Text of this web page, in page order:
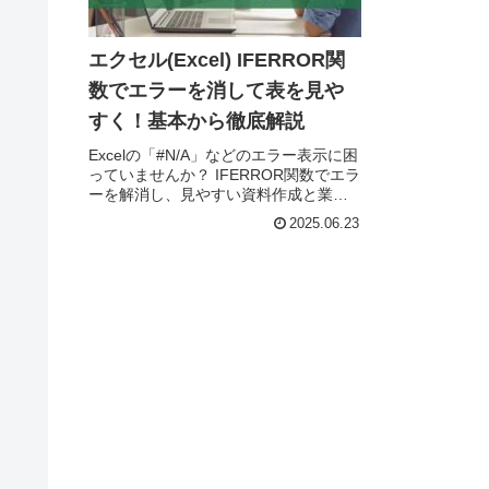
エクセル(Excel) IFERROR関
数でエラーを消して表を見や
すく！基本から徹底解説
Excelの「#N/A」などのエラー表示に困
っていませんか？ IFERROR関数でエラ
ーを解消し、見やすい資料作成と業務
効率アップを実現する方法を解説しま
2025.06.23